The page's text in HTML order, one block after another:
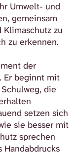
Umwelt- und
gemeinsam
zu
zu erkennen.
der
Er beginnt mit
die
setzen sich
sie besser mit
sprechen
Handabdrucks